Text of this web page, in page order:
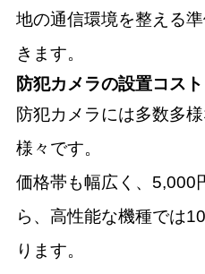
地の通信環境を整える
きます。
防犯カメラの設置コスト
防犯カメラには多数多
様々です。
価格帯も幅広く、5,000
ら、高性能な機種では
ります。